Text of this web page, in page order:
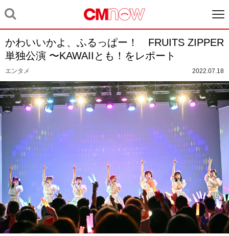
かわいいかよ、ふるっぱー！ FRUITS ZIPPER
単独公演 〜KAWAIIとも！をレポート
エンタメ 2022.07.18